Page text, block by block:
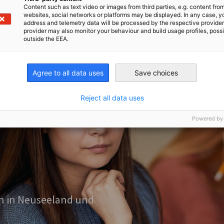
and equipment
technical documentation
das vor Masernerkrankungen
(PAD).
2026.
Bewerberin / der Bewerber darlegt,
welche Erfahrungen sie/er mit dem
unseren Vordruck verwenden)
mindestens
mit Deutsch als Studienfach),
Niveau A2 (GER/CEFR) entsprechen
31. Mai 2027.
sind für die Dauer der Assistenzzeit in einer
können ausländische FSA in
Antritt der Stelle einen einmaligen
für dieses Programmjahr zur Verfügung
culture, flexible working options, and
everyday better, Beca empowers its
environment.
Schritt in Ihrer Karriere!
in Neuseeland und
Content such as text video or images from third parties, e.g. content
websites, social networks or platforms may be displayed. In any case,
address and telemetry data will be processed by the respective
provider may also monitor your behaviour and build usage profiles,
outside the EEA.
Agree to all data uses Save choices
Reject all data uses
Powered by